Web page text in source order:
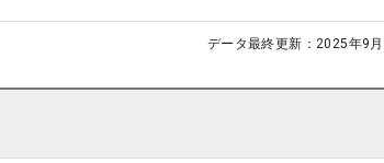
データ最終更新： 2025年9